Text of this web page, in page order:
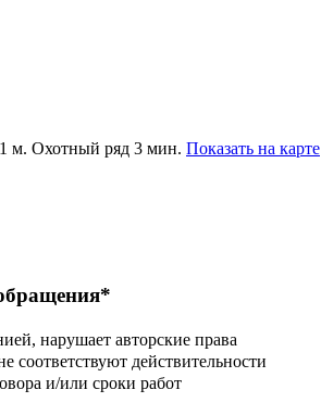
м. Охотный ряд 3 мин. Показать на карте
нарушает авторские права
действительности
и/или сроки работ